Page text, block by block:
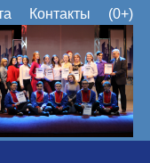
Контакты (0+)